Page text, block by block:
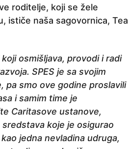
roditelje, koji se žele
ističe naša sagovornica, Tea
osmišljava, provodi i radi
SPES je sa svojim
pa smo ove godine proslavili
i samim time je
Caritasove ustanove,
koje je osigurao
jedna nevladina udruga,